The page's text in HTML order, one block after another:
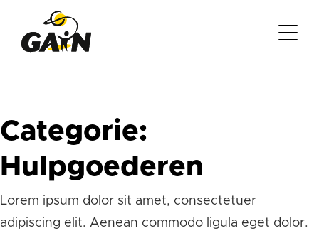
Categorie:
Hulpgoederen
Lorem ipsum dolor sit amet, consectetuer
adipiscing elit. Aenean commodo ligula eget dolor.